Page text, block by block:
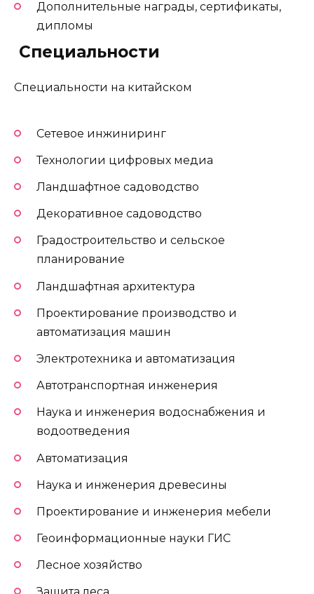
Дополнительные награды, сертификаты,
дипломы
️ Специальности
Специальности на китайском
Сетевое инжиниринг
Технологии цифровых медиа
Ландшафтное садоводство
Декоративное садоводство
Градостроительство и сельское
планирование
Ландшафтная архитектура
Проектирование производство и
автоматизация машин
Электротехника и автоматизация
Автотранспортная инженерия
Наука и инженерия водоснабжения и
водоотведения
Автоматизация
Наука и инженерия древесины
Проектирование и инженерия мебели
Геоинформационные науки ГИС
Лесное хозяйство